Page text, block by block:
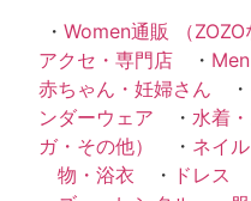
・ Women通販 （ZOZO
アクセ・専門店 ・
赤ちゃん・妊婦さん ・
ンダーウェア ・ 水着
ガ・その他）
・ ネイ
物・浴衣 ・ ドレス